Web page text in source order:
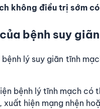
không điều trị sớm
bệnh suy
lý suy giãn tĩnh
bệnh lý tĩnh mạch có
xuất hiện mạng nhện